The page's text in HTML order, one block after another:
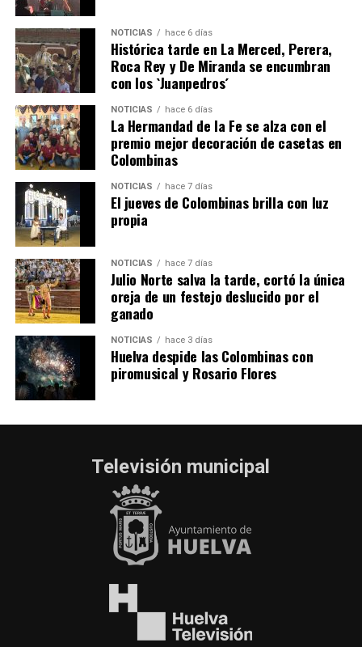
QUINTA CORRIDA DE LAS FIESTAS COLOMBINAS
2026
hace 3 días· Huelvatv
NOTICIAS hace 6 días
Histórica tarde en La Merced, Perera,
Roca Rey y De Miranda se encumbran
con los `Juanpedros´
NOTICIAS hace 6 días
La Hermandad de la Fe se alza con el
premio mejor decoración de casetas en
Colombinas
NOTICIAS hace 7 días
El jueves de Colombinas brilla con luz
propia
NOTICIAS hace 7 días
Julio Norte salva la tarde, cortó la única
oreja de un festejo deslucido por el
ganado
NOTICIAS hace 3 días
Huelva despide las Colombinas con
piromusical y Rosario Flores
Televisión municipal